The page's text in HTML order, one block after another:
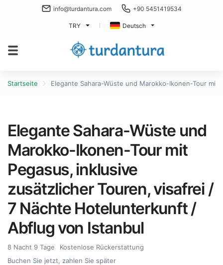
info@turdantura.com +90 5451419534
TRY Deutsch
Startseite Elegante Sahara-Wüste und Marokko-Ikonen-Tour
Elegante Sahara-Wüste und
Marokko-Ikonen-Tour mit
Pegasus, inklusive
zusätzlicher Touren, visafrei /
7 Nächte Hotelunterkunft /
Abflug von Istanbul
8 Nacht 9 Tage
Kostenlose Rückerstattung
Buchen Sie jetzt, zahlen Sie später